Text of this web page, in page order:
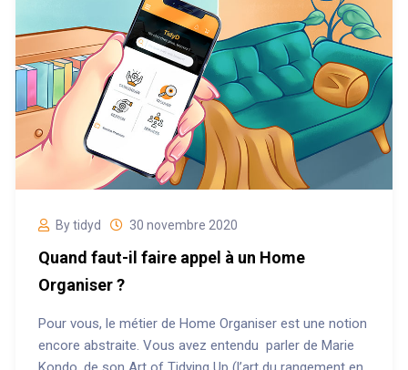
By tidyd 30 novembre 2020
Quand faut-il faire appel à un Home
Organiser ?
Pour vous, le métier de Home Organiser est une notion
encore abstraite. Vous avez entendu parler de Marie